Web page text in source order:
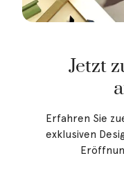
Start/Kunst
Jetzt
Erfahren Sie
exklusiven